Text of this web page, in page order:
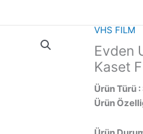
VHS FILM
Evden
Kaset
Ürün Türü
Ürün